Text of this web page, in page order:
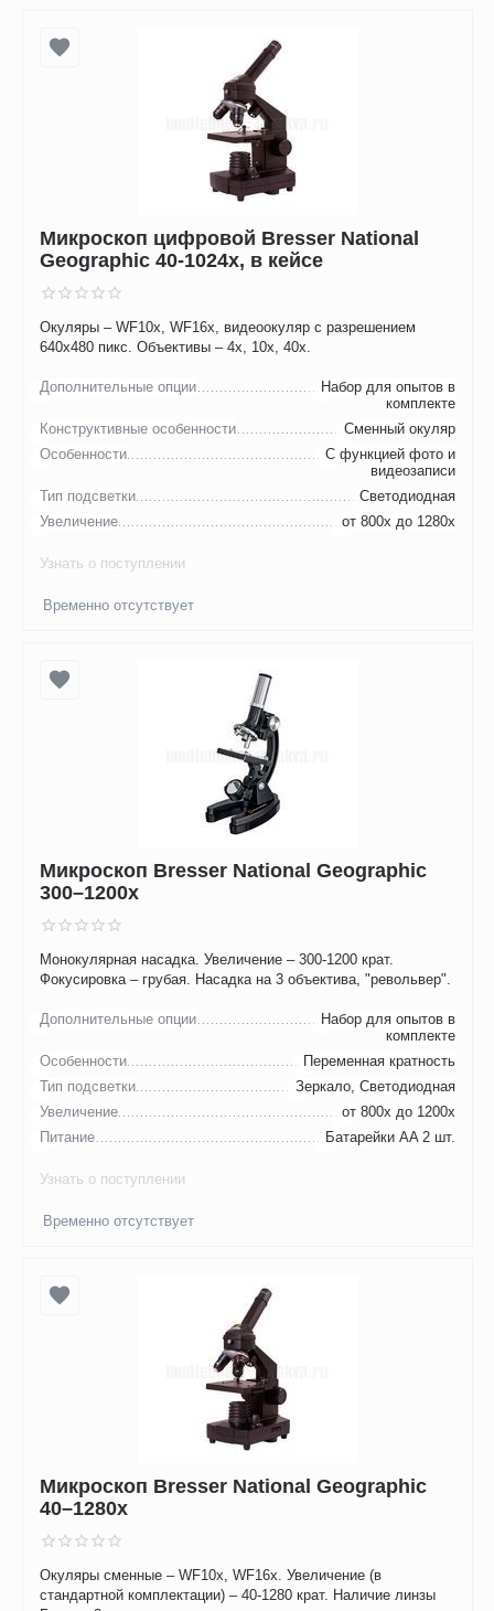
Микроскоп цифровой Bresser National
Geographic 40-1024x, в кейсе
Окуляры – WF10x, WF16x, видеоокуляр с разрешением
640х480 пикс. Объективы – 4х, 10х, 40х.
Дополнительные опции
Набор для опытов в
комплекте
Конструктивные особенности
Сменный окуляр
Особенности
С функцией фото и
видеозаписи
Тип подсветки
Светодиодная
Увеличение
от 800х до 1280х
Узнать о поступлении
Временно отсутствует
Микроскоп Bresser National Geographic
300–1200x
Монокулярная насадка. Увеличение – 300-1200 крат.
Фокусировка – грубая. Насадка на 3 объектива, "револьвер".
Дополнительные опции
Набор для опытов в
комплекте
Особенности
Переменная кратность
Тип подсветки
Зеркало, Светодиодная
Увеличение
от 800x до 1200x
Питание
Батарейки AA 2 шт.
Узнать о поступлении
Временно отсутствует
Микроскоп Bresser National Geographic
40–1280x
Окуляры сменные – WF10x, WF16x. Увеличение (в
стандартной комплектации) – 40-1280 крат. Наличие линзы